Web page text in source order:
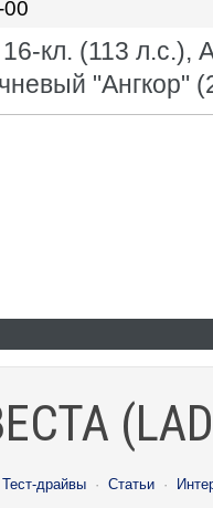
00
кл. (113 л.с.),
"Ангкор"
Тест-драйвы · Статьи ·